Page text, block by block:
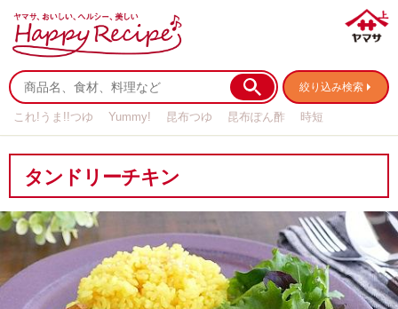
絞り込み検索
これ!うま!!つゆ Yummy! 昆布つゆ 昆布ぽん酢
時短
タンドリーチキン